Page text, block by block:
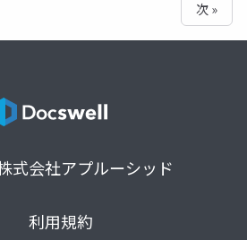
次 »
式会社アプルーシッド
利用規約